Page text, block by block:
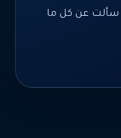
سألت عن كل ما